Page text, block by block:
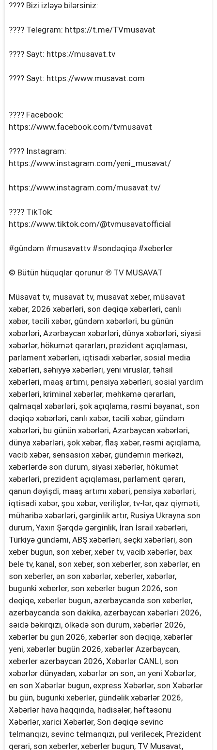
???? Bizi izləyə bilərsiniz:
???? Telegram: https://t.me/TVmusavat
???? Sayt: https://musavat.tv
???? Sayt: https://www.musavat.com
???? Facebook:
https://www.facebook.com/tvmusavat
???? Instagram:
https://www.instagram.com/yeni_musavat/
https://www.instagram.com/musavat.tv/
???? TikTok:
https://www.tiktok.com/@tvmusavatofficial
#gündəm #musavattv #sondəqiqə #xeberler
© Bütün hüquqlar qorunur ℗ TV MUSAVAT
Müsavat tv, musavat tv, musavat xeber, müsavat
xəbər, 2026 xəbərləri, son dəqiqə xəbərləri, canlı
xəbər, təcili xəbər, gündəm xəbərləri, bu günün
xəbərləri, Azərbaycan xəbərləri, dünya xəbərləri, siyasi
xəbərlər, hökumət qərarları, prezident açıqlaması,
parlament xəbərləri, iqtisadi xəbərlər, sosial media
xəbərləri, səhiyyə xəbərləri, yeni viruslar, təhsil
xəbərləri, maaş artımı, pensiya xəbərləri, sosial yardım
xəbərləri, kriminal xəbərlər, məhkəmə qərarları,
qalmaqal xəbərləri, şok açıqlama, rəsmi bəyanat, son
dəqiqə xəbərləri, canlı xəbər, təcili xəbər, gündəm
xəbərləri, bu günün xəbərləri, Azərbaycan xəbərləri,
dünya xəbərləri, şok xəbər, flaş xəbər, rəsmi açıqlama,
vacib xəbər, sensasion xəbər, gündəmin mərkəzi,
xəbərlərdə son durum, siyasi xəbərlər, hökumət
xəbərləri, prezident açıqlaması, parlament qərarı,
qanun dəyişdi, maaş artımı xəbəri, pensiya xəbərləri,
iqtisadi xəbər, şou xəbər, verilişlər, tv-lər, qaz qiyməti,
müharibə xəbərləri, gərginlik artır, Rusiya Ukrayna son
durum, Yaxın Şərqdə gərginlik, İran İsrail xəbərləri,
Türkiyə gündəmi, ABŞ xəbərləri, seçki xəbərləri, son
xeber bugun, son xeber, xeber tv, vacib xəbərlər, bax
bele tv, kanal, son xeber, son xeberler, son xəbərlər, en
son xeberler, ən son xəbərlər, xeberler, xəbərlər,
bugunki xeberler, son xeberler bugun 2026, son
deqiqe, xeberler bugun, azerbaycanda son xeberler,
azerbaycanda son dakika, azerbaycan xəbərləri 2026,
səidə bəkirqızı, ölkədə son durum, xəbərlər 2026,
xəbərlər bu gun 2026, xəbərlər son dəqiqə, xəbərlər
yeni, xəbərlər bugün 2026, xəbərlər Azərbaycan,
xeberler azerbaycan 2026, Xəbərlər CANLI, son
xəbərlər dünyadan, xəbərlər ən son, ən yeni Xəbərlər,
en son Xəbərlər bugun, express Xəbərlər, son Xəbərlər
bu gün, bugunki xeberler, gündəlik xəbərlər 2026,
Xəbərlər hava haqqında, hadisələr, həftəsonu
Xəbərlər, xarici Xəbərlər, Son dəqiqə sevinc
telmanqızı, sevinc telmanqızı, pul verilecek, Prezident
qerari, son xeberler, xeberler bugun, TV Musavat,